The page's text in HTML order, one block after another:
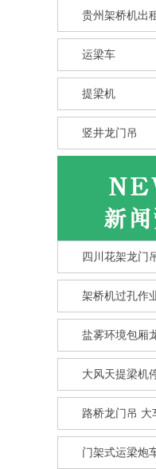
贵州架桥机出
运梁车
提梁机
竖井龙门吊
四川花架龙门
架桥机过孔作
盐雾环境包厢
大风天提梁机
路桥龙门吊 大
门架式运梁炮
竖井龙门吊选